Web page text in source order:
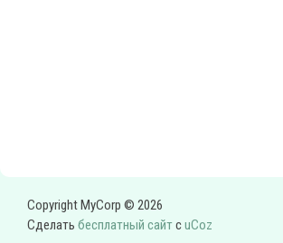
Copyright MyCorp © 2026
Сделать бесплатный сайтсuCoz